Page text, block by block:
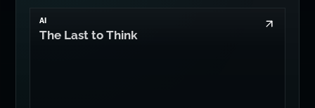
AI
The Last to Think